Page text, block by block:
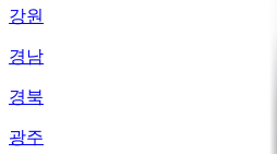
강원
경남
경북
광주